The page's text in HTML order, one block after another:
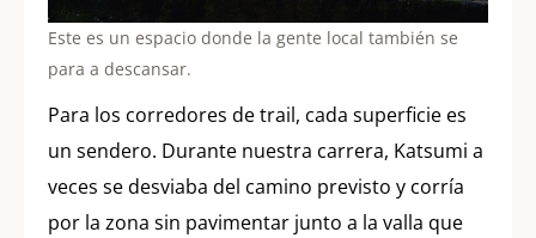
Este es un espacio donde la gente local también se
para a descansar.
Para los corredores de trail, cada superficie es
un sendero. Durante nuestra carrera, Katsumi a
veces se desviaba del camino previsto y corría
por la zona sin pavimentar junto a la valla que